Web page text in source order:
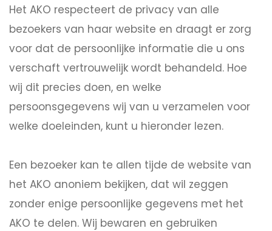
Het AKO respecteert de privacy van alle
bezoekers van haar website en draagt er zorg
voor dat de persoonlijke informatie die u ons
verschaft vertrouwelijk wordt behandeld. Hoe
wij dit precies doen, en welke
persoonsgegevens wij van u verzamelen voor
welke doeleinden, kunt u hieronder lezen.
Een bezoeker kan te allen tijde de website van
het AKO anoniem bekijken, dat wil zeggen
zonder enige persoonlijke gegevens met het
AKO te delen. Wij bewaren en gebruiken